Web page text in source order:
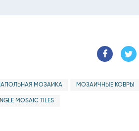
МОЗАИКА МОЗАИЧНЫЕ КОВРЫ
MOSAIC TILES